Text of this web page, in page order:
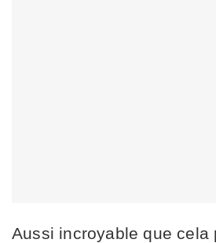
Aussi incroyable que cela